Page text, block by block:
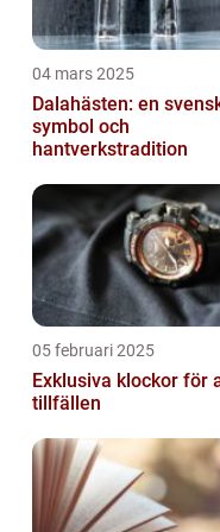
04 mars 2025
Dalahästen: en
symbol och
hantverkstradition
05 februari 2025
Exklusiva klockor för
tillfällen